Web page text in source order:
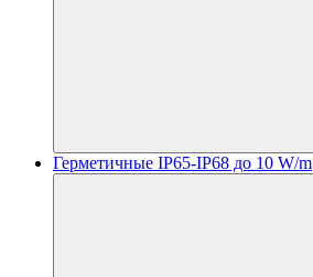
Герметичные IP65-IP68 до 10 W/m